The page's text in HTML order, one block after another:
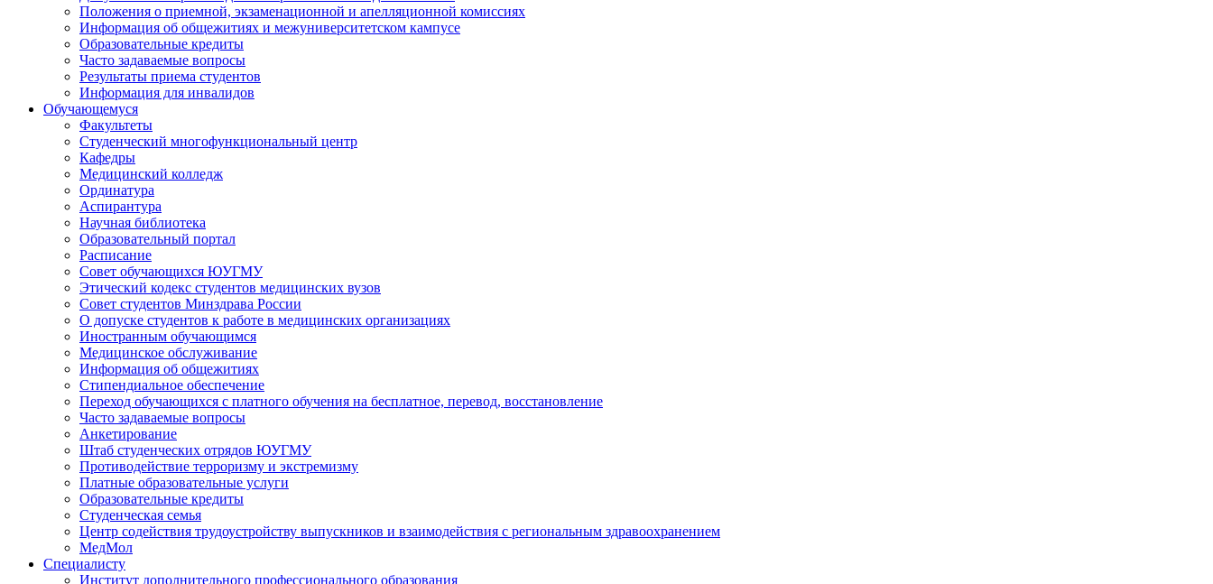
Положения о приемной, экзаменационной и апелляционной комиссиях
Информация об общежитиях и межуниверситетском кампусе
Образовательные кредиты
Часто задаваемые вопросы
Результаты приема студентов
Информация для инвалидов
Обучающемуся
Факультеты
Студенческий многофункциональный центр
Кафедры
Медицинский колледж
Ординатура
Аспирантура
Научная библиотека
Образовательный портал
Расписание
Совет обучающихся ЮУГМУ
Этический кодекс студентов медицинских вузов
Совет студентов Минздрава России
О допуске студентов к работе в медицинских организациях
Иностранным обучающимся
Медицинское обслуживание
Информация об общежитиях
Стипендиальное обеспечение
Переход обучающихся с платного обучения на бесплатное, перевод, восстановление
Часто задаваемые вопросы
Анкетирование
Штаб студенческих отрядов ЮУГМУ
Противодействие терроризму и экстремизму
Платные образовательные услуги
Образовательные кредиты
Студенческая семья
Центр содействия трудоустройству выпускников и взаимодействия с региональным здравоохранением
МедМол
Специалисту
Институт дополнительного профессионального образования